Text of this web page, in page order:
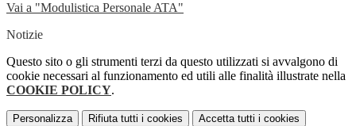
Vai a "Modulistica Personale ATA"
Notizie
Questo sito o gli strumenti terzi da questo utilizzati si avvalgono di
cookie necessari al funzionamento ed utili alle finalità illustrate nella
COOKIE POLICY.
Personalizza Rifiuta tutti i cookies Accetta tutti i cookies